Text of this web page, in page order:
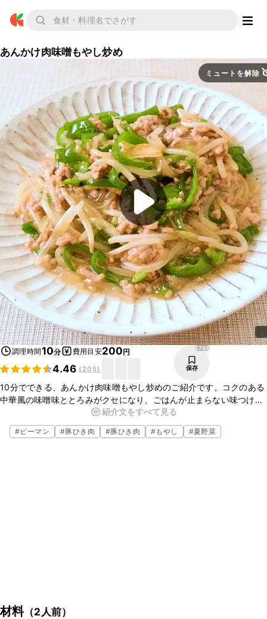
あんかけ肉味噌もやし炒め
ミュートを解除
調理時間10分 費用目安200円
4.46 (205)
6798
保存
10分でできる、あんかけ肉味噌もやし炒めのご紹介です。コクのある
中華風の味噌味ととろみがクセになり、ごはんが止まらない味つけで
す。とても簡単なので、ぜひお試しくださいね。
紹介文をすべて見る
#ピーマン #豚ひき肉 #豚ひき肉 #もやし #夏野菜
材料（2人前）